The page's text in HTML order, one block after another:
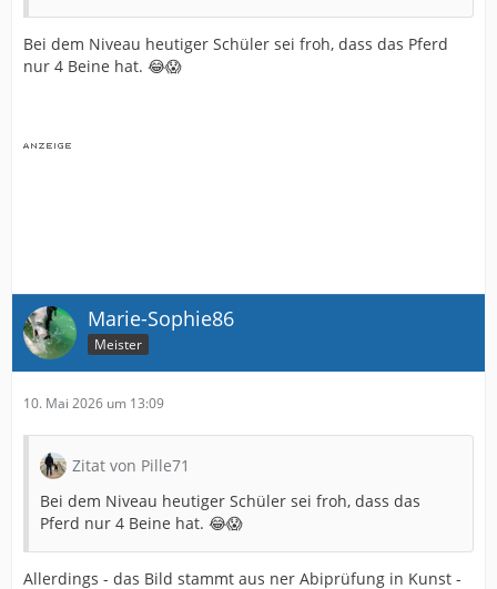
Bei dem Niveau heutiger Schüler sei froh, dass das Pferd
nur 4 Beine hat. 😂😱
Marie-Sophie86
Meister
10. Mai 2026 um 13:09
Zitat von Pille71
Bei dem Niveau heutiger Schüler sei froh, dass das
Pferd nur 4 Beine hat. 😂😱
Allerdings - das Bild stammt aus ner Abiprüfung in Kunst -